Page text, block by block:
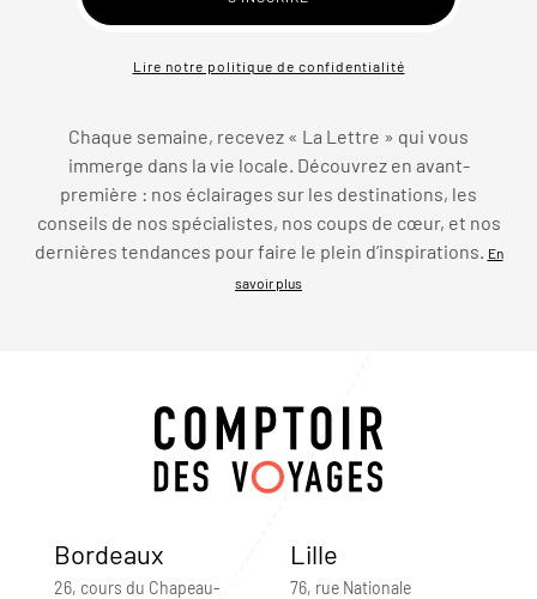
Lire notre politique de confidentialité
Chaque semaine, recevez « La Lettre » qui vous
immerge dans la vie locale. Découvrez en avant-
première : nos éclairages sur les destinations, les
conseils de nos spécialistes, nos coups de cœur, et nos
dernières tendances pour faire le plein d’inspirations.
En
savoir plus
Bordeaux
26, cours du Chapeau-
Lille
76, rue Nationale